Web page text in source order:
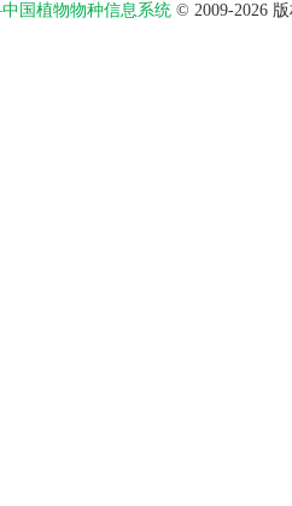
国植物物种信息系统 © 2009-2026